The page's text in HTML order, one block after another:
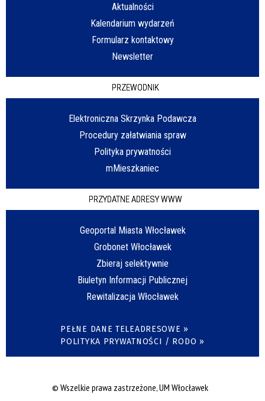
Aktualności
Kalendarium wydarzeń
Formularz kontaktowy
Newsletter
PRZEWODNIK
Elektroniczna Skrzynka Podawcza
Procedury załatwiania spraw
Polityka prywatności
mMieszkaniec
PRZYDATNE ADRESY WWW
Geoportal Miasta Włocławek
Grobonet Włocławek
Zbieraj selektywnie
Biuletyn Informacji Publicznej
Rewitalizacja Włocławek
PEŁNE DANE TELEADRESOWE »
POLITYKA PRYWATNOŚCI / RODO »
© Wszelkie prawa zastrzeżone, UM Włocławek